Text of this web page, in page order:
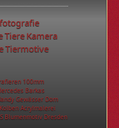
Tiere Kamera
Tiermotive
100mm
Barkas
Gewässer Dom
Kolben Acrylmalerei
Blumenmotiv Dresden